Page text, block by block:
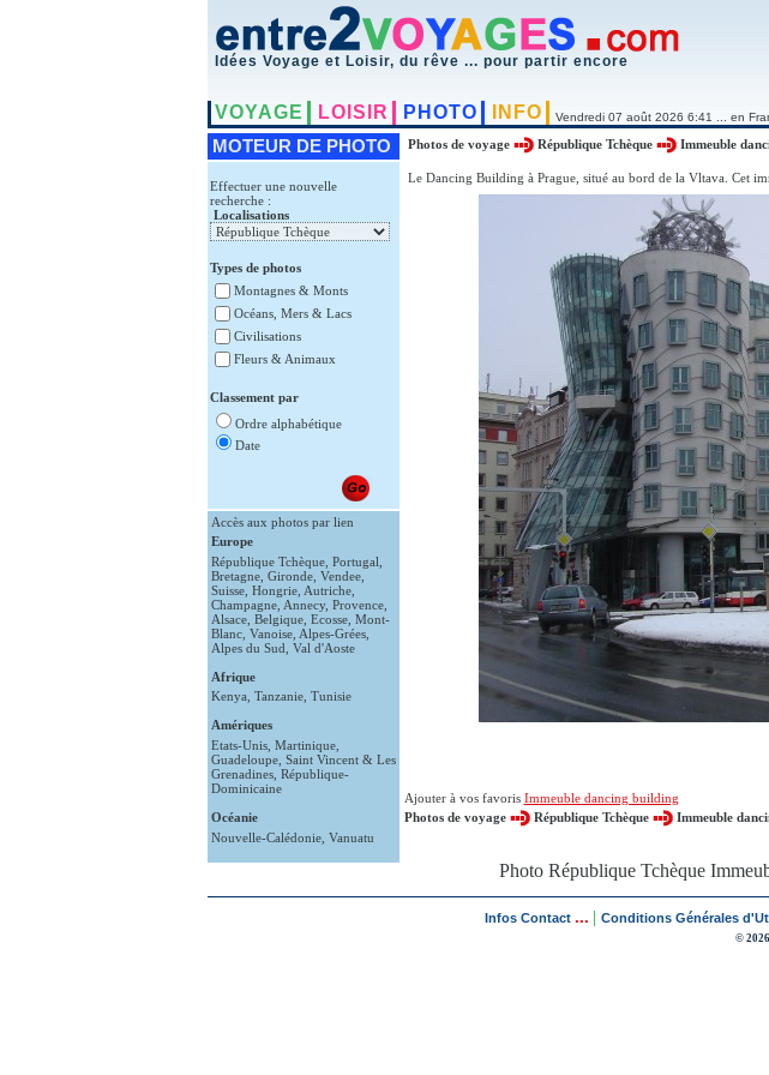
Idées Voyage et Loisir, du rêve ... pour partir encore
VOYAGE LOISIR PHOTO INFO Vendredi 07 août 2026 6:41 ... en
MOTEUR DE PHOTO
Effectuer une nouvelle
recherche :
Localisations
Types de photos
Montagnes & Monts
Océans, Mers & Lacs
Civilisations
Fleurs & Animaux
Classement par
Ordre alphabétique
Date
Accès aux photos par lien
Europe
République Tchèque, Portugal
Bretagne, Gironde, Vendee,
Suisse, Hongrie, Autriche,
Champagne, Annecy, Provence,
Alsace, Belgique, Ecosse, Mont-
Blanc, Vanoise, Alpes-Grées,
Alpes du Sud Val d'Aoste
Afrique
Kenya Tanzanie, Tunisie
Amériques
Etats-Unis, Martinique,
Guadeloupe, Saint Vincent & Les
Grenadines, République-
Dominicaine
Océanie
Nouvelle-Calédonie, Vanuatu
Photos de voyage République Tchèque Immeuble
Le Dancing Building à Prague, situé au bord de la Vltava. Cet
Ajouter à vos favoris Immeuble dancing building
Photos de voyage
République Tchèque Immeuble
Photo République Tchèque
Infos Contact ... Conditions Générales
©